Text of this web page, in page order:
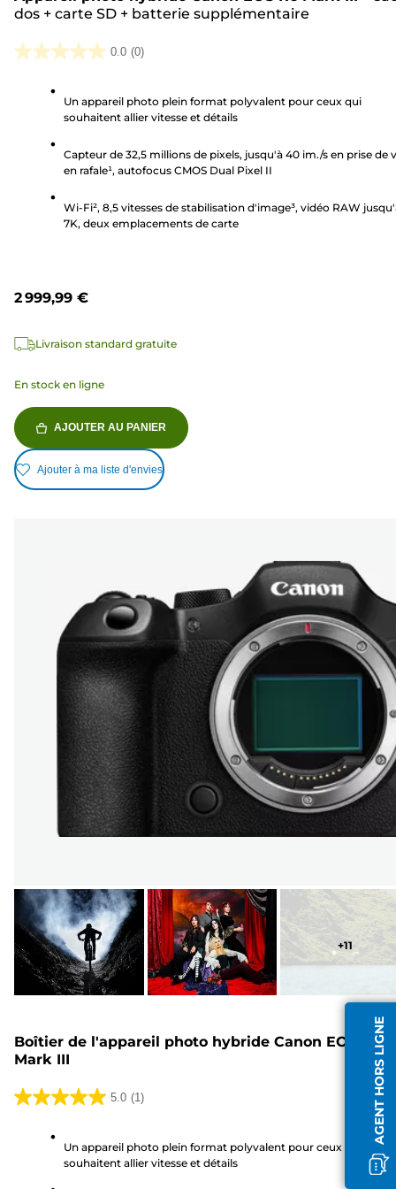
dos + carte SD + batterie supplémentaire
0.0 (0)
0.0
étoiles.
Un appareil photo plein format polyvalent pour ceux qui
souhaitent allier vitesse et détails
Capteur de 32,5 millions de pixels, jusqu'à 40 im./s en prise de
en rafale¹, autofocus CMOS Dual Pixel II
Wi-Fi², 8,5 vitesses de stabilisation d'image³, vidéo RAW
7K, deux emplacements de carte
2 999,99 €
Livraison standard gratuite
En stock en ligne
AJOUTER AU PANIER
Ajouter à ma liste d'envies
+11
Boîtier de l'appareil photo hybride Canon EOS R6
Mark III
5.0 (1)
5.0
étoiles.
Un appareil photo plein format polyvalent pour ceux qui
souhaitent allier vitesse et détails
AGENT HORS LIGNE